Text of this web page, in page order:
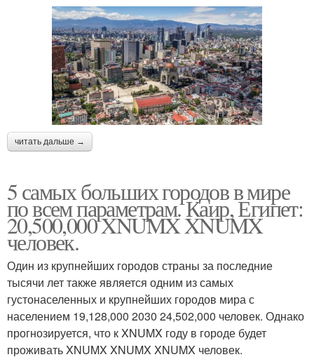
читать дальше →
5 самых больших городов в мире
по всем параметрам. Каир, Египет:
20,500,000 XNUMX XNUMX
человек.
Один из крупнейших городов страны за последние
тысячи лет также является одним из самых
густонаселенных и крупнейших городов мира с
населением 19,128,000 2030 24,502,000 человек. Однако
прогнозируется, что к XNUMX году в городе будет
проживать XNUMX XNUMX XNUMX человек.